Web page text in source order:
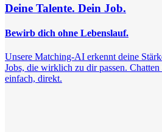
Deine Talente. Dein Job.
Bewirb dich ohne Lebenslauf.
Unsere Matching-AI erkennt deine
Jobs, die wirklich zu dir passen.
einfach, direkt.